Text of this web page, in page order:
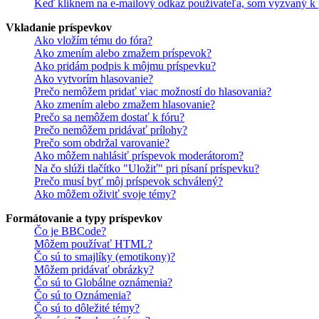
Keď kliknem na e-mailový odkaz používateľa, som vyzvaný k
Vkladanie príspevkov
Ako vložím tému do fóra?
Ako zmením alebo zmažem príspevok?
Ako pridám podpis k môjmu príspevku?
Ako vytvorím hlasovanie?
Prečo nemôžem pridať viac možností do hlasovania?
Ako zmením alebo zmažem hlasovanie?
Prečo sa nemôžem dostať k fóru?
Prečo nemôžem pridávať prílohy?
Prečo som obdržal varovanie?
Ako môžem nahlásiť príspevok moderátorom?
Na čo slúži tlačítko "Uložiť" pri písaní príspevku?
Prečo musí byť môj príspevok schválený?
Ako môžem oživiť svoje témy?
Formátovanie a typy príspevkov
Čo je BBCode?
Môžem používať HTML?
Čo sú to smajlíky (emotikony)?
Môžem pridávať obrázky?
Čo sú to Globálne oznámenia?
Čo sú to Oznámenia?
Čo sú to dôležité témy?